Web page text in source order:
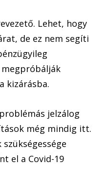
Lehet, hogy
de ez nem segíti
kizárásba.
jelzálog
még mindig itt.
el a Covid-19